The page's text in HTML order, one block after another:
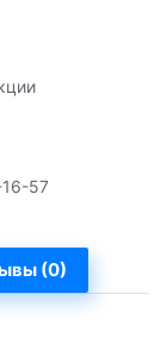
57
(0)